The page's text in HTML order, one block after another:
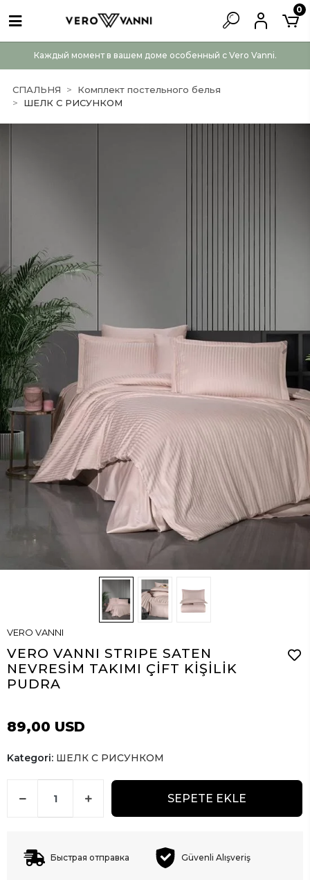
Каждый момент в вашем доме особенный с Vero Vanni.
0
СПАЛЬНЯ
Комплект постельного белья
ШЕЛК С РИСУНКОМ
VERO VANNI
VERO VANNI STRIPE SATEN
NEVRESİM TAKIMI ÇİFT KİŞİLİK
PUDRA
89,00 USD
Kategori: ШЕЛК С РИСУНКОМ
SEPETE EKLE
Быстрая отправка Güvenli Alışveriş